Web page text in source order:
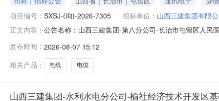
项目编号： SXSJ-(询)-2026-7305 招标单位： 山西三建集团有限
正文内容： 公告名称：山西三建集团-第八分公司-长治市屯留区人民
电缆等物资采购采购公告采购编号：SXSJ-(询)-2026-
发布时间： 2026-08-07 15:12
相关产品：
电线 电缆
山西三建集团-水利水电分公司-榆社经济技术开发区